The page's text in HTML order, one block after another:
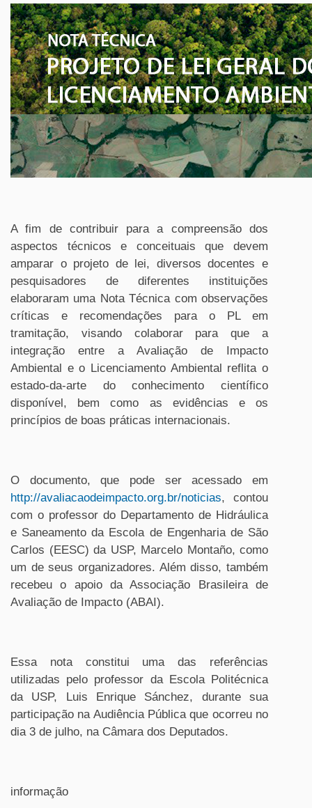
A fim de contribuir para a compreensão dos
aspectos técnicos e conceituais que devem
amparar o projeto de lei, diversos docentes e
pesquisadores de diferentes instituições
elaboraram uma Nota Técnica com observações
críticas e recomendações para o PL em
tramitação, visando colaborar para que a
integração entre a Avaliação de Impacto
Ambiental e o Licenciamento Ambiental reflita o
estado-da-arte do conhecimento científico
disponível, bem como as evidências e os
princípios de boas práticas internacionais.
O documento, que pode ser acessado em
http://avaliacaodeimpacto.org.br/noticias, contou
com o professor do Departamento de Hidráulica
e Saneamento da Escola de Engenharia de São
Carlos (EESC) da USP, Marcelo Montaño, como
um de seus organizadores. Além disso, também
recebeu o apoio da Associação Brasileira de
Avaliação de Impacto (ABAI).
Essa nota constitui uma das referências
utilizadas pelo professor da Escola Politécnica
da USP, Luis Enrique Sánchez, durante sua
participação na Audiência Pública que ocorreu no
dia 3 de julho, na Câmara dos Deputados.
informação